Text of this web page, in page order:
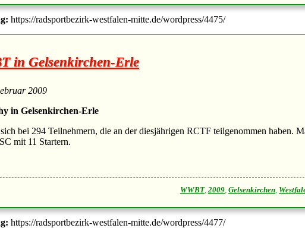
https://radsportbezirk-westfalen-mitte.de/wordpress/4475/
in Gelsenkirchen-Erle
2009
in Gelsenkirchen-Erle
bei 294 Teilnehmern, die an der diesjährigen RCTF teilgenommen
mit 11 Startern.
WWBT, 2009, Gelsenkirchen,
https://radsportbezirk-westfalen-mitte.de/wordpress/4477/